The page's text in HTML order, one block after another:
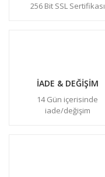
256 Bit SSL Sertifikası
İADE & DEĞİŞİM
14 Gün içerisinde
iade/değişim